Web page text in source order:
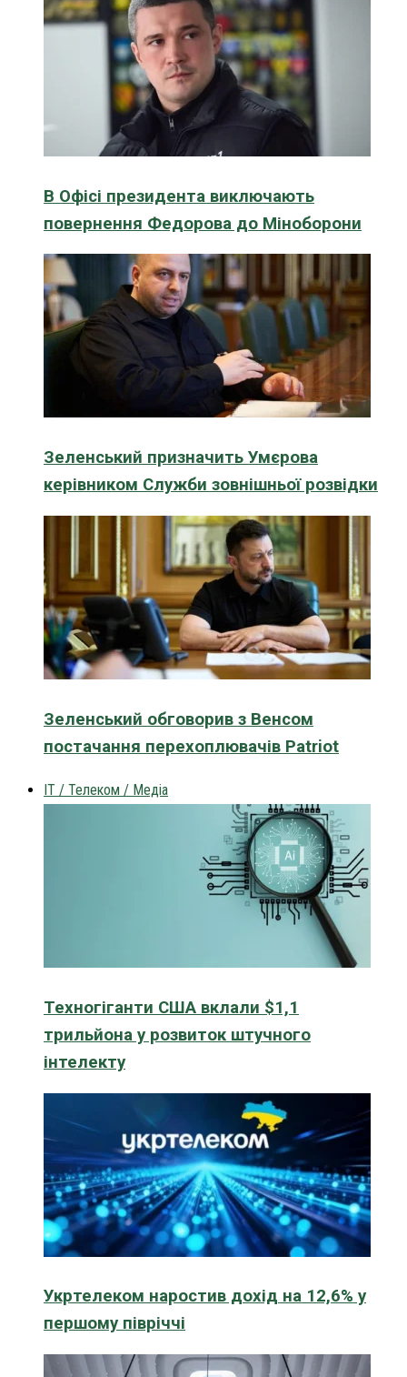
В Офісі президента виключають
повернення Федорова до Міноборони
Зеленський призначить Умєрова
керівником Служби зовнішньої розвідки
Зеленський обговорив з Венсом
постачання перехоплювачів Patriot
IT / Телеком / Медіа
Техногіганти США вклали $1,1
трильйона у розвиток штучного
інтелекту
Укртелеком наростив дохід на 12,6% у
першому півріччі